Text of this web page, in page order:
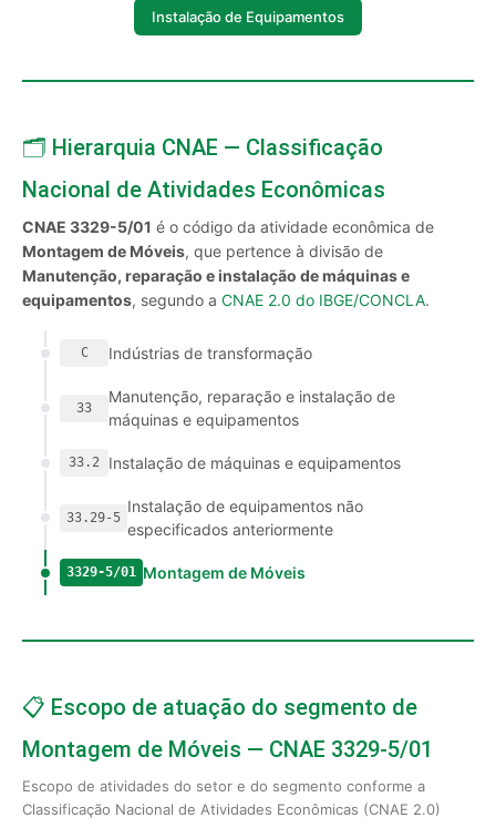
Instalação de Equipamentos
🗂️ Hierarquia CNAE — Classificação
Nacional de Atividades Econômicas
CNAE 3329-5/01 é o código da atividade econômica de
Montagem de Móveis, que pertence à divisão de
Manutenção, reparação e instalação de máquinas e
equipamentos, segundo a CNAE 2.0 do IBGE/CONCLA.
C Indústrias de transformação
33
Manutenção, reparação e instalação de
máquinas e equipamentos
33.2 Instalação de máquinas e equipamentos
33.29-5
Instalação de equipamentos não
especificados anteriormente
3329-5/01 Montagem de Móveis
📋 Escopo de atuação do segmento de
Montagem de Móveis — CNAE 3329-5/01
Escopo de atividades do setor e do segmento conforme a
Classificação Nacional de Atividades Econômicas (CNAE 2.0)